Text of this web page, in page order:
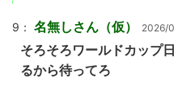
9： 名無しさん（仮） 2026/
そろそろワールドカップ
るから待ってろ